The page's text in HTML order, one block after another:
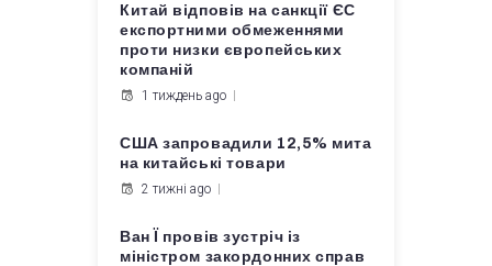
Китай відповів на санкції ЄС
експортними обмеженнями
проти низки європейських
компаній
1 тиждень ago
США запровадили 12,5% мита
на китайські товари
2 тижні ago
Ван Ї провів зустріч із
міністром закордонних справ